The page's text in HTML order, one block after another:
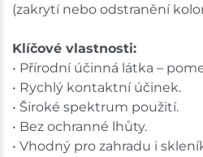
(zakrytí nebo odstranění
Klíčové vlastnosti:
• Přírodní účinná látka –
• Rychlý kontaktní účinek.
• Široké spektrum použití.
• Bez ochranné lhůty.
• Vhodný pro zahradu i